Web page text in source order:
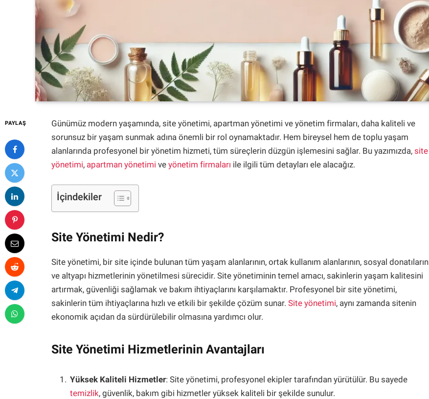
PAYLAŞ
Günümüz modern yaşamında, site yönetimi, apartman yönetimi ve yönetim firmaları, daha kaliteli ve
sorunsuz bir yaşam sunmak adına önemli bir rol oynamaktadır. Hem bireysel hem de toplu yaşam
alanlarında profesyonel bir yönetim hizmeti, tüm süreçlerin düzgün işlemesini sağlar. Bu yazımızda,site
yönetimi, apartman yönetimi veyönetim firmaları ile ilgili tüm detayları ele alacağız.
İçindekiler
Site Yönetimi Nedir?
Site yönetimi, bir site içinde bulunan tüm yaşam alanlarının, ortak kullanım alanlarının, sosyal donatıların
ve altyapı hizmetlerinin yönetilmesi sürecidir. Site yönetiminin temel amacı, sakinlerin yaşam kalitesini
artırmak, güvenliği sağlamak ve bakım ihtiyaçlarını karşılamaktır. Profesyonel bir site yönetimi,
sakinlerin tüm ihtiyaçlarına hızlı ve etkili bir şekilde çözüm sunar.Site yönetimi, aynı zamanda sitenin
ekonomik açıdan da sürdürülebilir olmasına yardımcı olur.
Site Yönetimi Hizmetlerinin Avantajları
Yüksek Kaliteli Hizmetler: Site yönetimi, profesyonel ekipler tarafından yürütülür. Bu sayede
temizlik, güvenlik, bakım gibi hizmetler yüksek kaliteli bir şekilde sunulur.